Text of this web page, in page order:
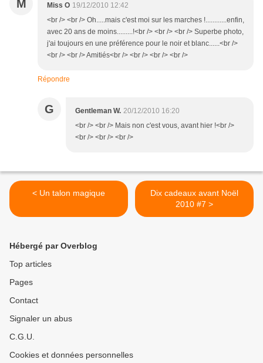
M Miss O 19/12/2010 12:42
<br /> <br /> Oh.....mais c'est moi sur les marches !............enfin,
avec 20 ans de moins.........!<br /> <br /> <br /> Superbe photo,
j'ai toujours en une préférence pour le noir et blanc......<br />
<br /> <br /> Amitiés<br /> <br /> <br /> <br />
Répondre
G Gentleman W. 20/12/2010 16:20
<br /> <br /> Mais non c'est vous, avant hier !<br />
<br /> <br /> <br />
< Un talon magique
Dix cadeaux avant Noël
2010 #7 >
Hébergé par Overblog
Top articles
Pages
Contact
Signaler un abus
C.G.U.
Cookies et données personnelles